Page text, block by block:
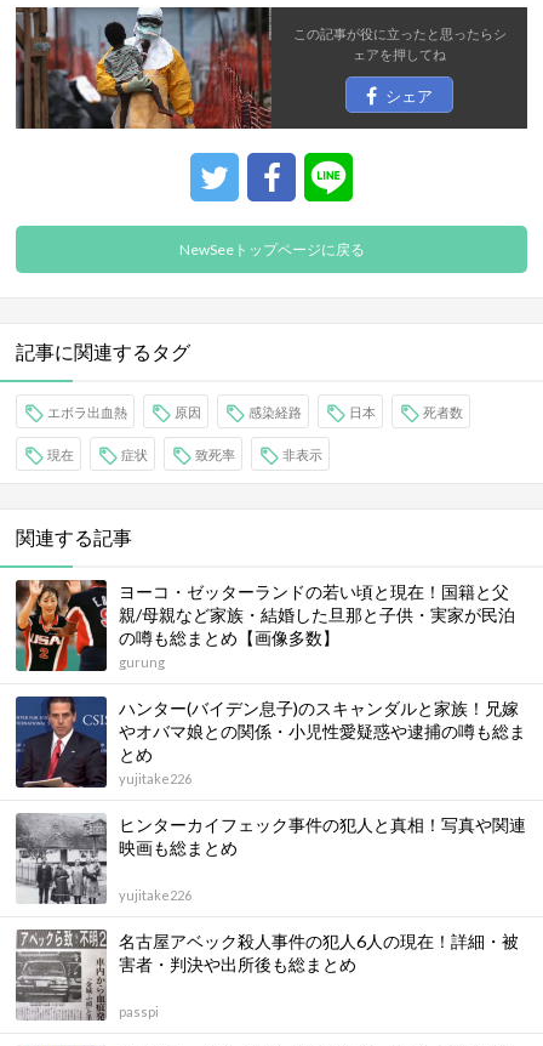
この記事が役に立ったと思ったらシ
ェアを押してね
シェア
NewSeeトップページに戻る
記事に関連するタグ
エボラ出血熱 原因 感染経路 日本 死者数
現在 症状 致死率 非表示
関連する記事
ヨーコ・ゼッターランドの若い頃と現在！国籍と父
親/母親など家族・結婚した旦那と子供・実家が民泊
の噂も総まとめ【画像多数】
gurung
ハンター(バイデン息子)のスキャンダルと家族！兄嫁
やオバマ娘との関係・小児性愛疑惑や逮捕の噂も総ま
とめ
yujitake226
ヒンターカイフェック事件の犯人と真相！写真や関連
映画も総まとめ
yujitake226
名古屋アベック殺人事件の犯人6人の現在！詳細・被
害者・判決や出所後も総まとめ
passpi